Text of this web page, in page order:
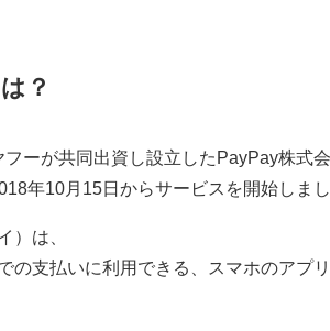
？
フーが共同出資し設立したPayPay株式
年10月15日からサービスを開始しまし
）は、
の支払いに利用できる、スマホのアプ